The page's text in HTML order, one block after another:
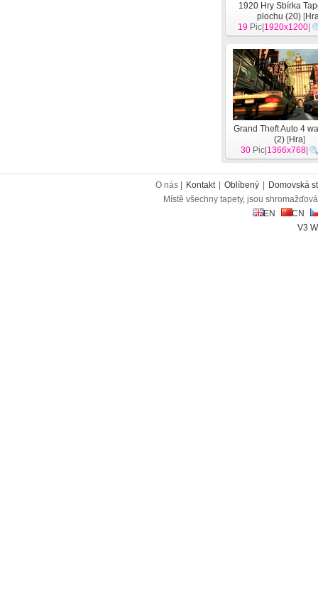
1920 Hry Sbírka
plochu (20) [
19 Pic| 1920x1200
Grand Theft Auto 4
(2) [Hra]
30 Pic| 1366x768
O nás | Kontakt Oblíbený
Domovská
Místě všechny tapety, jsou
EN
CN
V3